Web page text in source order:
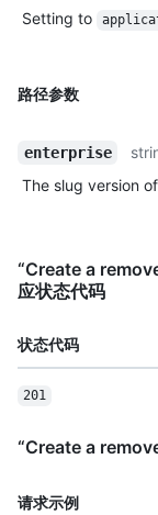
Setting to
路径参数
enterprise
The slug version
“Create a
应状态代码
状态代码
201
“Create a
请求示例